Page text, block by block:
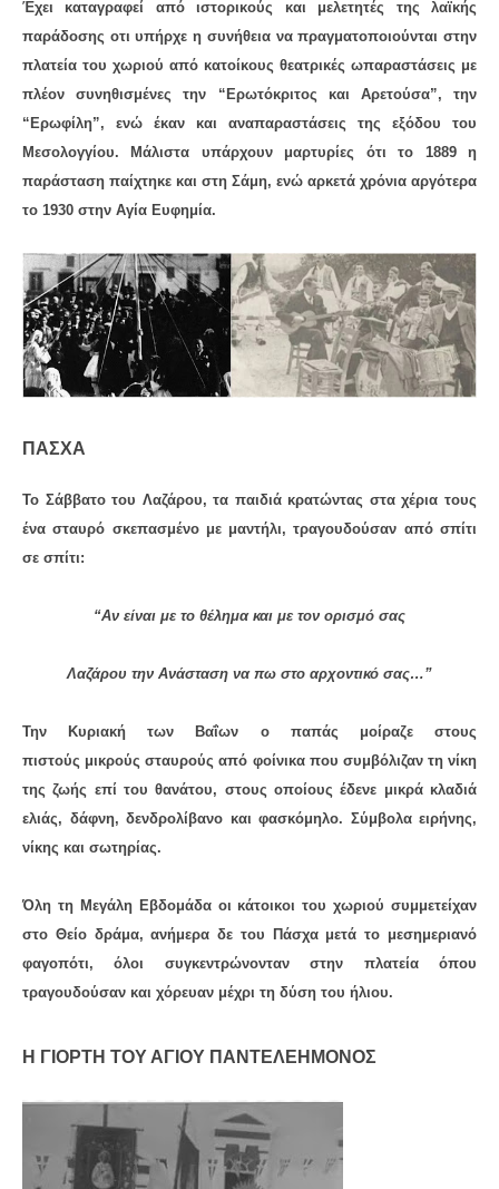
Έχει καταγραφεί από ιστορικούς και μελετητές της λαϊκής
παράδοσης οτι υπήρχε η συνήθεια να πραγματοποιούνται στην
πλατεία του χωριού από κατοίκους θεατρικές ωπαραστάσεις με
πλέον συνηθισμένες την “Ερωτόκριτος και Αρετούσα”, την
“Ερωφίλη”, ενώ έκαν και αναπαραστάσεις της εξόδου του
Μεσολογγίου. Μάλιστα υπάρχουν μαρτυρίες ότι το 1889 η
παράσταση παίχτηκε και στη Σάμη, ενώ αρκετά χρόνια αργότερα
το 1930 στην Αγία Ευφημία.
ΠΆΣΧΑ
Το Σάββατο του Λαζάρου, τα παιδιά κρατώντας στα χέρια τους
ένα σταυρό σκεπασμένο με μαντήλι, τραγουδούσαν από σπίτι
σε σπίτι:
“Αν είναι με το θέλημα και με τον ορισμό σας
Λαζάρου την Ανάσταση να πω στο αρχοντικό σας…”
Την Κυριακή των Βαΐων ο παπάς μοίραζε στους
πιστούς μικρούς σταυρούς από φοίνικα που συμβόλιζαν τη νίκη
της ζωής επί του θανάτου, στους οποίους έδενε μικρά κλαδιά
ελιάς, δάφνη, δενδρολίβανο και φασκόμηλο. Σύμβολα ειρήνης,
νίκης και σωτηρίας.
Όλη τη Μεγάλη Εβδομάδα οι κάτοικοι του χωριού συμμετείχαν
στο Θείο δράμα, ανήμερα δε του Πάσχα μετά το μεσημεριανό
φαγοπότι, όλοι συγκεντρώνονταν στην πλατεία όπου
τραγουδούσαν και χόρευαν μέχρι τη δύση του ήλιου.
Η ΓΙΟΡΤΉ ΤΟΥ ΑΓΊΟΥ ΠΑΝΤΕΛΕΉΜΟΝΟΣ